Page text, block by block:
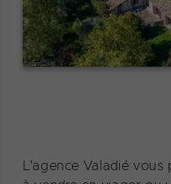
L'agence Valadié vous